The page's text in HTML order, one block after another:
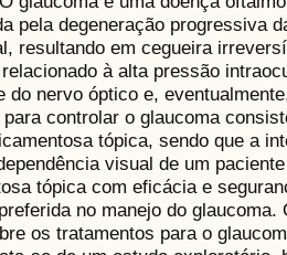
pela degeneração progressiva
resultando em cegueira
à alta pressão
do nervo óptico e,
controlar o glaucoma
tópica, sendo que a
visual de um
tópica com eficácia e
no manejo do
os tratamentos para o